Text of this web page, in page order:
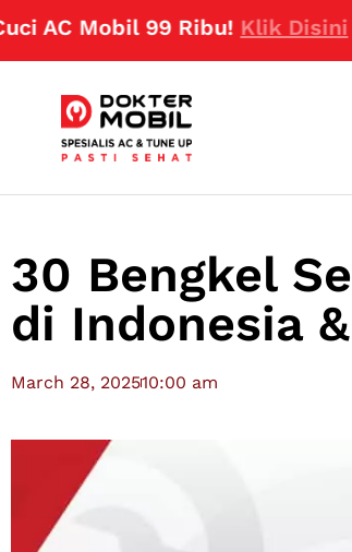
Mobil 99 Ribu! Klik Disini
30 Bengkel
di Indonesia
March 28, 202510:00 am